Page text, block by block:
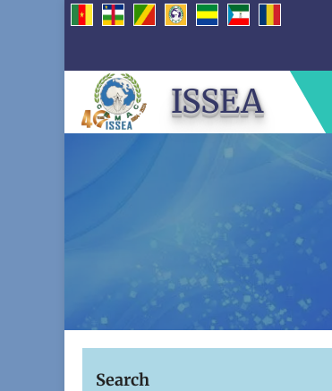
ISSEA
Search